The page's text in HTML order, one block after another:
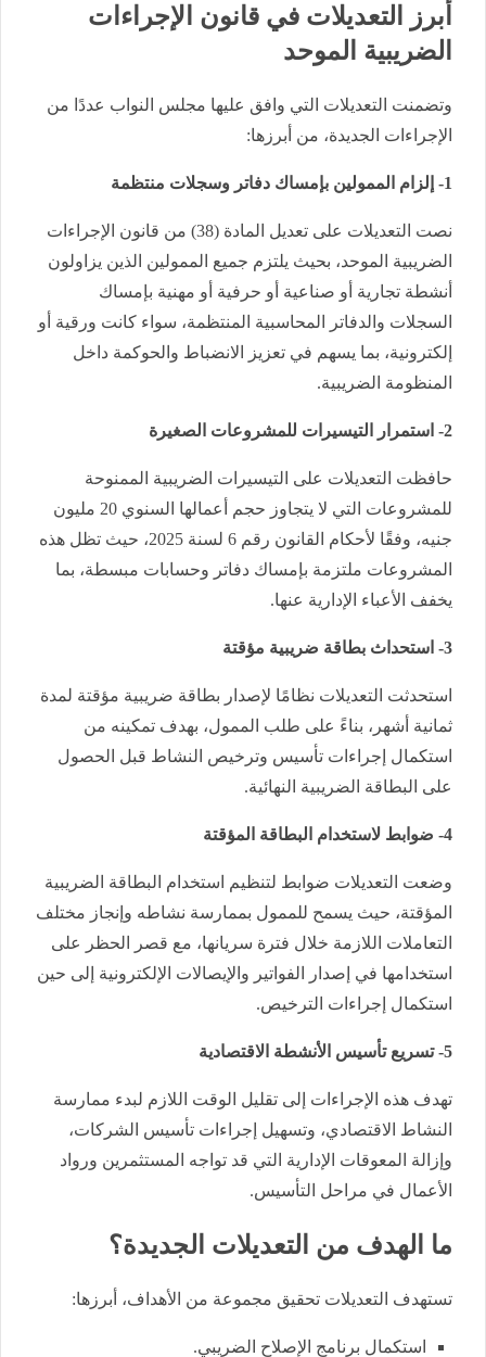
أبرز التعديلات في قانون الإجراءات
الضريبية الموحد
وتضمنت التعديلات التي وافق عليها مجلس النواب عددًا من
الإجراءات الجديدة، من أبرزها:
1- إلزام الممولين بإمساك دفاتر وسجلات منتظمة
نصت التعديلات على تعديل المادة (38) من قانون الإجراءات
الضريبية الموحد، بحيث يلتزم جميع الممولين الذين يزاولون
أنشطة تجارية أو صناعية أو حرفية أو مهنية بإمساك
السجلات والدفاتر المحاسبية المنتظمة، سواء كانت ورقية أو
إلكترونية، بما يسهم في تعزيز الانضباط والحوكمة داخل
المنظومة الضريبية.
2- استمرار التيسيرات للمشروعات الصغيرة
حافظت التعديلات على التيسيرات الضريبية الممنوحة
للمشروعات التي لا يتجاوز حجم أعمالها السنوي 20 مليون
جنيه، وفقًا لأحكام القانون رقم 6 لسنة 2025، حيث تظل هذه
المشروعات ملتزمة بإمساك دفاتر وحسابات مبسطة، بما
يخفف الأعباء الإدارية عنها.
3- استحداث بطاقة ضريبية مؤقتة
استحدثت التعديلات نظامًا لإصدار بطاقة ضريبية مؤقتة لمدة
ثمانية أشهر، بناءً على طلب الممول، بهدف تمكينه من
استكمال إجراءات تأسيس وترخيص النشاط قبل الحصول
على البطاقة الضريبية النهائية.
4- ضوابط لاستخدام البطاقة المؤقتة
وضعت التعديلات ضوابط لتنظيم استخدام البطاقة الضريبية
المؤقتة، حيث يسمح للممول بممارسة نشاطه وإنجاز مختلف
التعاملات اللازمة خلال فترة سريانها، مع قصر الحظر على
استخدامها في إصدار الفواتير والإيصالات الإلكترونية إلى حين
استكمال إجراءات الترخيص.
5- تسريع تأسيس الأنشطة الاقتصادية
تهدف هذه الإجراءات إلى تقليل الوقت اللازم لبدء ممارسة
النشاط الاقتصادي، وتسهيل إجراءات تأسيس الشركات،
وإزالة المعوقات الإدارية التي قد تواجه المستثمرين ورواد
الأعمال في مراحل التأسيس.
ما الهدف من التعديلات الجديدة؟
تستهدف التعديلات تحقيق مجموعة من الأهداف، أبرزها:
استكمال برنامج الإصلاح الضريبي.